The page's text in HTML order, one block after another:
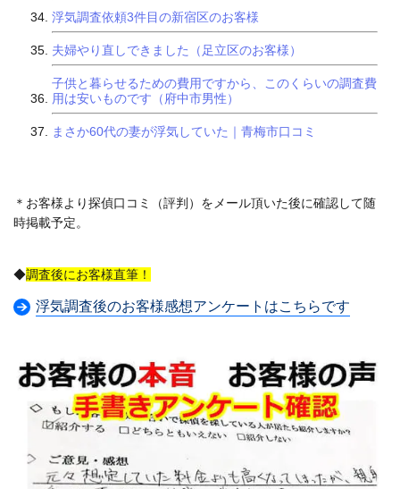
浮気調査依頼3件目の新宿区のお客様
夫婦やり直しできました（足立区のお客様）
子供と暮らせるための費用ですから、このくらいの調査費
用は安いものです（府中市男性）
まさか60代の妻が浮気していた｜青梅市口コミ
＊お客様より探偵口コミ（評判）をメール頂いた後に確認して随
時掲載予定。
◆調査後にお客様直筆！
浮気調査後のお客様感想アンケートはこちらです